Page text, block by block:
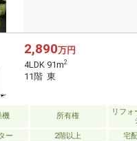
2,890万円
4LDK 91m2
11階 東
機 所有権
リフォ
ー
2階以上 宅